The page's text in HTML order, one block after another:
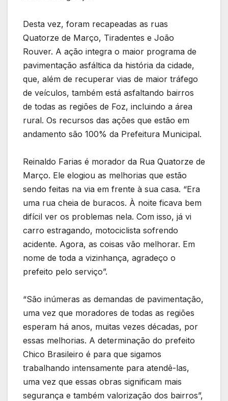
Desta vez, foram recapeadas as ruas
Quatorze de Março, Tiradentes e João
Rouver. A ação integra o maior programa de
pavimentação asfáltica da história da cidade,
que, além de recuperar vias de maior tráfego
de veículos, também está asfaltando bairros
de todas as regiões de Foz, incluindo a área
rural. Os recursos das ações que estão em
andamento são 100% da Prefeitura Municipal.
Reinaldo Farias é morador da Rua Quatorze de
Março. Ele elogiou as melhorias que estão
sendo feitas na via em frente à sua casa. “Era
uma rua cheia de buracos. À noite ficava bem
difícil ver os problemas nela. Com isso, já vi
carro estragando, motociclista sofrendo
acidente. Agora, as coisas vão melhorar. Em
nome de toda a vizinhança, agradeço o
prefeito pelo serviço”.
“São inúmeras as demandas de pavimentação,
uma vez que moradores de todas as regiões
esperam há anos, muitas vezes décadas, por
essas melhorias. A determinação do prefeito
Chico Brasileiro é para que sigamos
trabalhando intensamente para atendê-las,
uma vez que essas obras significam mais
segurança e também valorização dos bairros”,